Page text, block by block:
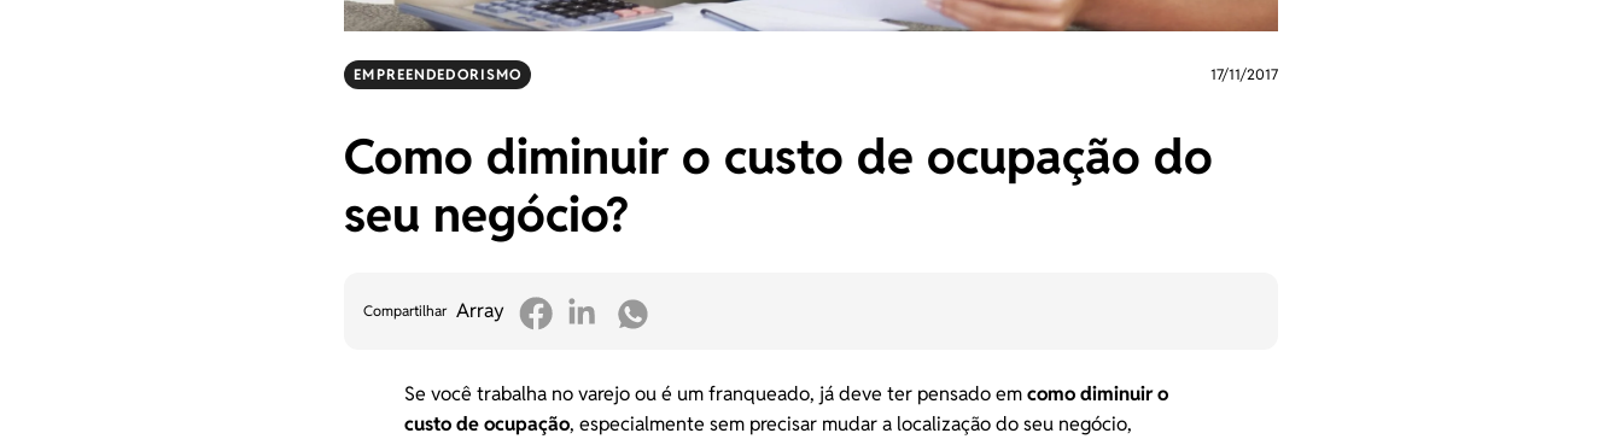
EMPREENDEDORISMO 17/11/2017
Como diminuir o custo de ocupação do
seu negócio?
Compartilhar Array
Se você trabalha no varejo ou é um franqueado, já deve ter pensado emcomo diminuir o
custo de ocupação, especialmente sem precisar mudar a localização do seu negócio,